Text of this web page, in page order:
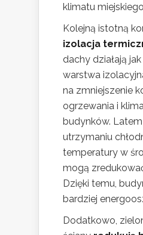
klimatu
Kolejną istotną
izolacja
dachy działają
warstwa
na zmniejszenie
ogrzewania i
budynków.
utrzymaniu
temperatury w
mogą
Dzięki temu,
bardziej
Dodatkowo,